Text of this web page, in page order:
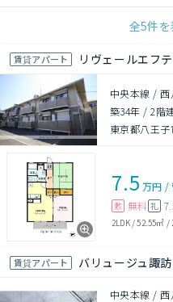
全5件を
賃貸アパート リヴェールエフテ
中央本線 / 西
築34年 /2階
東京都八王子
7.5 万円 /
敷 無料 礼
2LDK/52.55㎡ /
賃貸アパート バリュージュ諏
中央本線 / 西